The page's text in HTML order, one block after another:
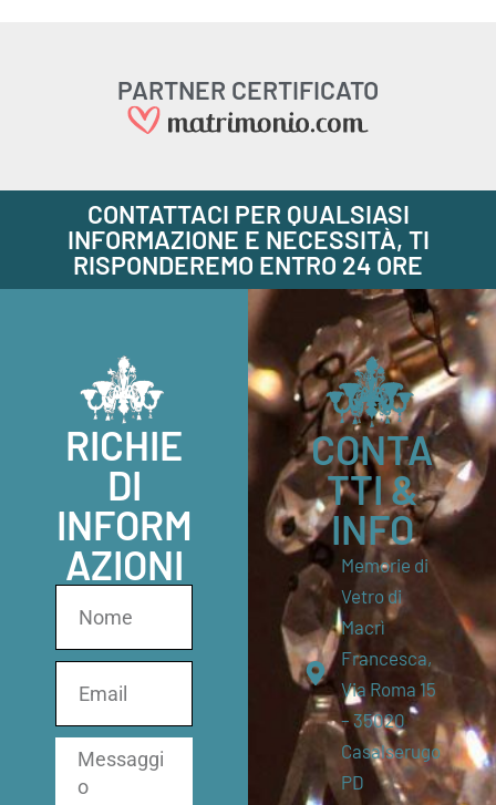
PARTNER CERTIFICATO
CONTATTACI PER QUALSIASI
INFORMAZIONE E NECESSITÀ, TI
RISPONDEREMO ENTRO 24 ORE
RICHIE
DI
INFORM
AZIONI
CONTA
TTI &
INFO
Memorie di
Vetro di
Macrì
Francesca,
Via Roma 15
– 35020
Casalserugo
PD